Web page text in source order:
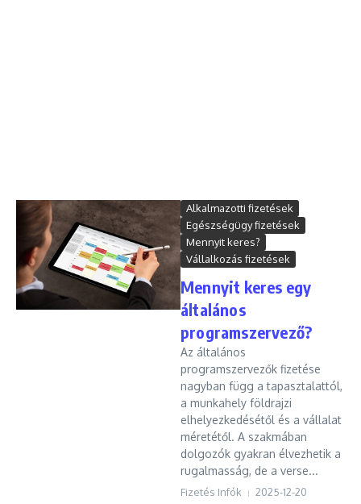
Alkalmazotti fizetések
Egészségügy fizetések
Mennyit keres?
Vállalkozás fizetések
Mennyit keres egy
általános
programszervező?
Az általános
programszervezők fizetése
nagyban függ a tapasztalattól,
a munkahely földrajzi
elhelyezkedésétől és a vállalat
méretétől. A szakmában
dolgozók gyakran élvezhetik a
rugalmasság, de a verse...
Fizetés Infók 2025-12-20